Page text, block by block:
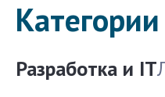
Разработка и IT